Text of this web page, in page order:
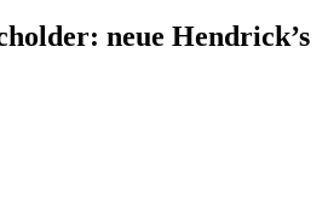
neue Hendrick’s